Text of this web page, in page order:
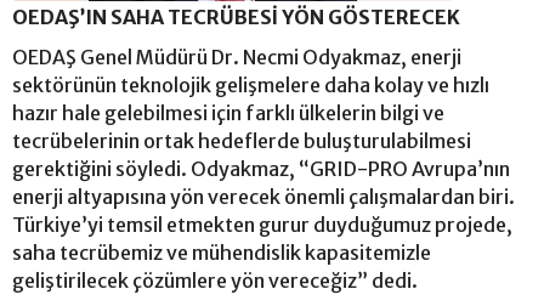
OEDAŞ’IN SAHA TECRÜBESİ YÖN GÖSTERECEK
OEDAŞ Genel Müdürü Dr. Necmi Odyakmaz, enerji
sektörünün teknolojik gelişmelere daha kolay ve hızlı
hazır hale gelebilmesi için farklı ülkelerin bilgi ve
tecrübelerinin ortak hedeflerde buluşturulabilmesi
gerektiğini söyledi. Odyakmaz, “GRID-PRO Avrupa’nın
enerji altyapısına yön verecek önemli çalışmalardan biri.
Türkiye’yi temsil etmekten gurur duyduğumuz projede,
saha tecrübemiz ve mühendislik kapasitemizle
geliştirilecek çözümlere yön vereceğiz” dedi.